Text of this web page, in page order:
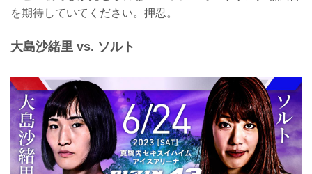
を期待していてください。押忍。
大島沙緒里 vs. ソルト